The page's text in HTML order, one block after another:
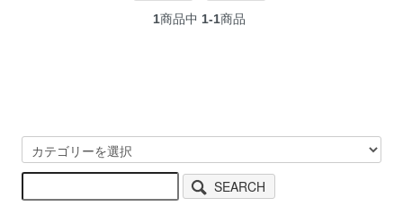
1商品中 1-1商品
SEARCH